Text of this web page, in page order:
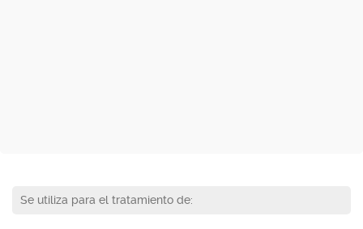
Se utiliza para el tratamiento de: